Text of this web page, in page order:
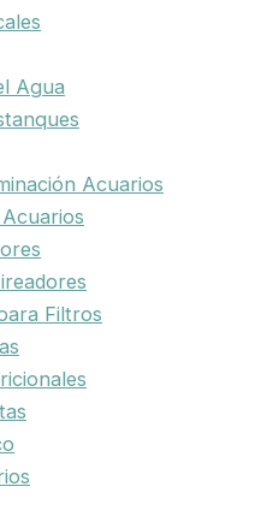
Agua
Acuarios
Filtros